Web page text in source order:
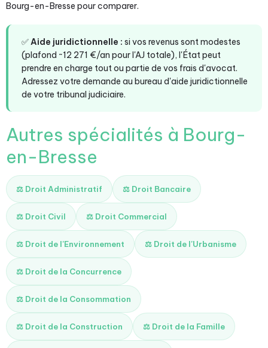
Bourg-en-Bresse pour comparer.
✅Aide juridictionnelle : si vos revenus sont modestes
(plafond ~12 271 €/an pour l'AJ totale), l'État peut
prendre en charge tout ou partie de vos frais d'avocat.
Adressez votre demande au bureau d'aide juridictionnelle
de votre tribunal judiciaire.
Autres spécialités à Bourg-
en-Bresse
⚖️ Droit Administratif ⚖️ Droit Bancaire
⚖️ Droit Civil ⚖️ Droit Commercial
⚖️ Droit de l'Environnement ⚖️ Droit de l'Urbanisme
⚖️ Droit de la Concurrence
⚖️ Droit de la Consommation
⚖️ Droit de la Construction ⚖️ Droit de la Famille